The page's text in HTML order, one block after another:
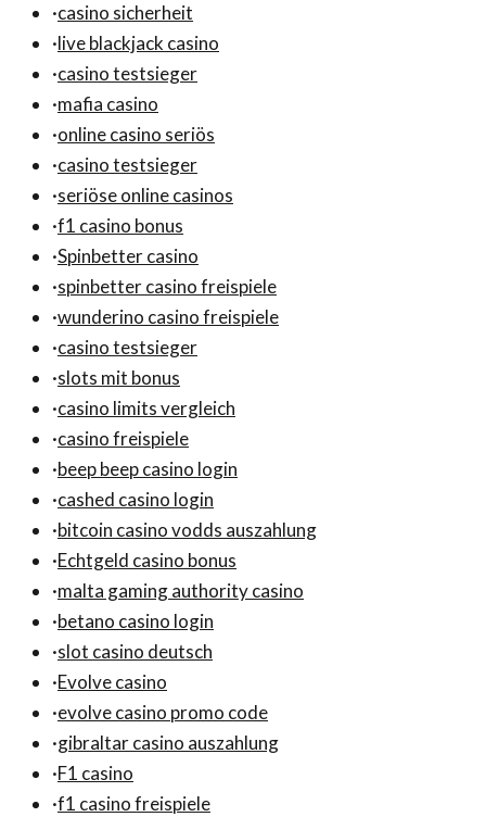
·casino sicherheit
·live blackjack casino
·casino testsieger
·mafia casino
·online casino seriös
·casino testsieger
·seriöse online casinos
·f1 casino bonus
·Spinbetter casino
·spinbetter casino freispiele
·wunderino casino freispiele
·casino testsieger
·slots mit bonus
·casino limits vergleich
·casino freispiele
·beep beep casino login
·cashed casino login
·bitcoin casino vodds auszahlung
·Echtgeld casino bonus
·malta gaming authority casino
·betano casino login
·slot casino deutsch
·Evolve casino
·evolve casino promo code
·gibraltar casino auszahlung
·F1 casino
·f1 casino freispiele